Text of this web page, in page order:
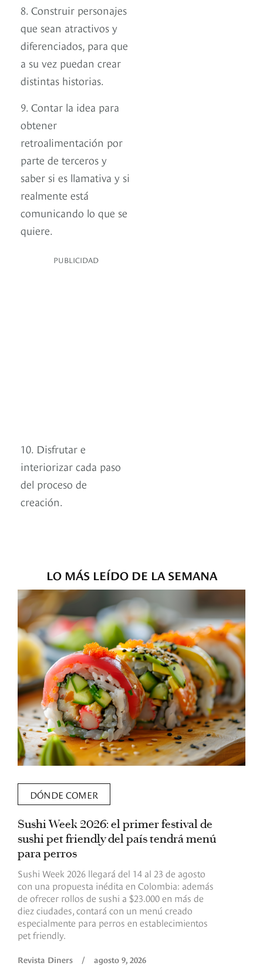
8. Construir personajes
que sean atractivos y
diferenciados, para que
a su vez puedan crear
distintas historias.
9. Contar la idea para
obtener
retroalimentación por
parte de terceros y
saber si es llamativa y si
realmente está
comunicando lo que se
quiere.
PUBLICIDAD
10. Disfrutar e
interiorizar cada paso
del proceso de
creación.
LO MÁS LEÍDO DE LA SEMANA
DÓNDE COMER
Sushi Week 2026: el primer festival de
sushi pet friendly del país tendrá menú
para perros
Sushi Week 2026 llegará del 14 al 23 de agosto
con una propuesta inédita en Colombia: además
de ofrecer rollos de sushi a $23.000 en más de
diez ciudades, contará con un menú creado
especialmente para perros en establecimientos
pet friendly.
Revista Diners / agosto 9, 2026